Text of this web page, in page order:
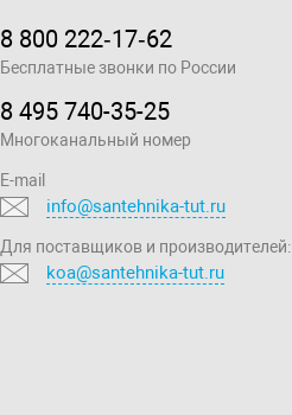
8 800 222‑17‑62
Бесплатные звонки по России
8 495 740-35-25
Многоканальный номер
E-mail
info@santehnika-tut.ru
Для поставщиков и производителей:
koa@santehnika-tut.ru